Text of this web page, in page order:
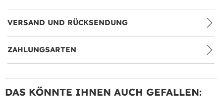
VERSAND UND RÜCKSENDUNG
ZAHLUNGSARTEN
DAS KÖNNTE IHNEN AUCH GEFALLEN: